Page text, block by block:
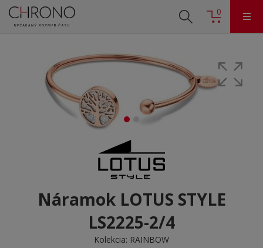
0
Náramok LOTUS STYLE
LS2225-2/4
Kolekcia: RAINBOW